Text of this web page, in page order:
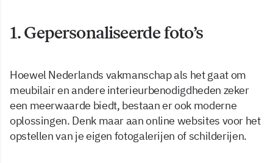
1. Gepersonaliseerde foto’s
Hoewel Nederlands vakmanschap als het gaat om
meubilair en andere interieurbenodigdheden zeker
een meerwaarde biedt, bestaan er ook moderne
oplossingen. Denk maar aan online websites voor het
opstellen van je eigen fotogalerijen of schilderijen.